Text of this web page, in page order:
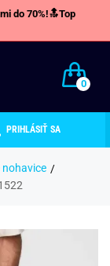
do 70%!🔝Top
0
PRIHLÁSIŤ SA
nohavice